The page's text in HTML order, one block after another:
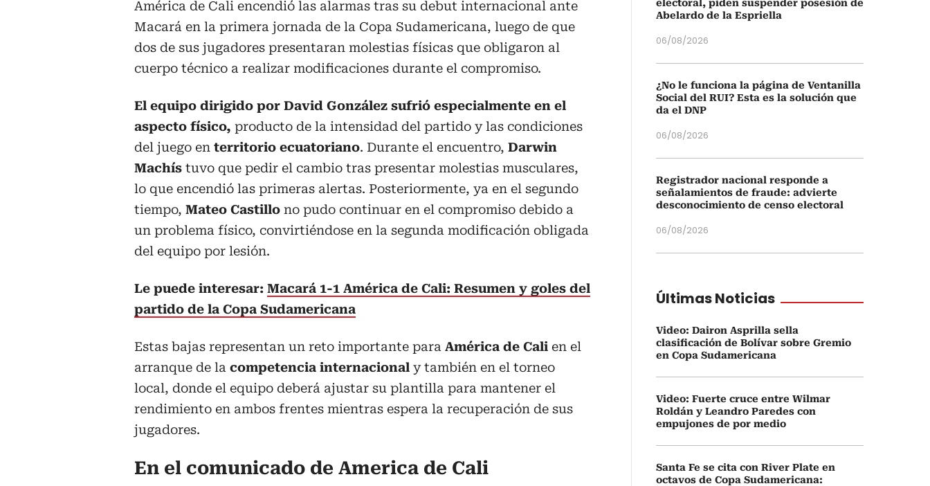
América de Cali encendió las alarmas tras su debut internacional ante
Macará en la primera jornada de la Copa Sudamericana, luego de que
dos de sus jugadores presentaran molestias físicas que obligaron al
cuerpo técnico a realizar modificaciones durante el compromiso.
El equipo dirigido por David González sufrió especialmente en el
aspecto físico, producto de la intensidad del partido y las condiciones
del juego en territorio ecuatoriano. Durante el encuentro, Darwin
Machís tuvo que pedir el cambio tras presentar molestias musculares,
lo que encendió las primeras alertas. Posteriormente, ya en el segundo
tiempo, Mateo Castillo no pudo continuar en el compromiso debido a
un problema físico, convirtiéndose en la segunda modificación obligada
del equipo por lesión.
Le puede interesar: Macará 1-1 América de Cali: Resumen y goles del
partido de la Copa Sudamericana
Estas bajas representan un reto importante para América de Cali en el
arranque de la competencia internacional y también en el torneo
local, donde el equipo deberá ajustar su plantilla para mantener el
rendimiento en ambos frentes mientras espera la recuperación de sus
jugadores.
En el comunicado de America de Cali
electoral, piden suspender posesión de
Abelardo de la Espriella
06/08/2026
¿No le funciona la página de Ventanilla
Social del RUI? Esta es la solución que
da el DNP
06/08/2026
Registrador nacional responde a
señalamientos de fraude: advierte
desconocimiento de censo electoral
06/08/2026
Últimas Noticias
Video: Dairon Asprilla sella
clasificación de Bolívar sobre Gremio
en Copa Sudamericana
Video: Fuerte cruce entre Wilmar
Roldán y Leandro Paredes con
empujones de por medio
Santa Fe se cita con River Plate en
octavos de Copa Sudamericana: